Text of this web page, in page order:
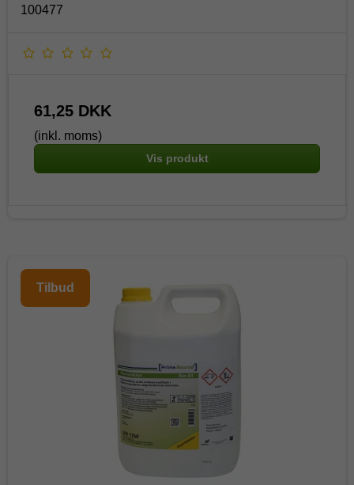
100477
61,25 DKK
(inkl. moms)
Vis produkt
Tilbud